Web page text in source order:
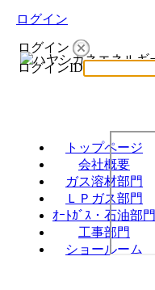
ログイン
ログイン
ログインID
トップページ
会社概要
ガス溶材部門
ＬＰガス部門
ｵｰﾄｶﾞｽ・石油部門
工事部門
ショールーム